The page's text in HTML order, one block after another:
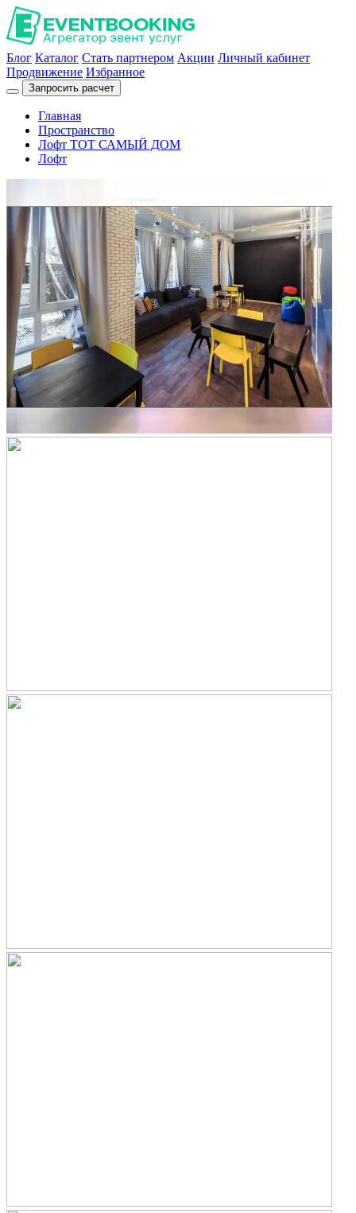
Блог Каталог Стать партнером Акции Личный кабинет
Продвижение Избранное
Запросить расчет
Главная
Пространство
Лофт ТОТ САМЫЙ ДОМ
Лофт